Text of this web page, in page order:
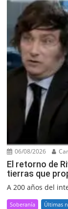
06/08/2026
El retorno de
tierras que
A 200 años del
Soberanía Últimas